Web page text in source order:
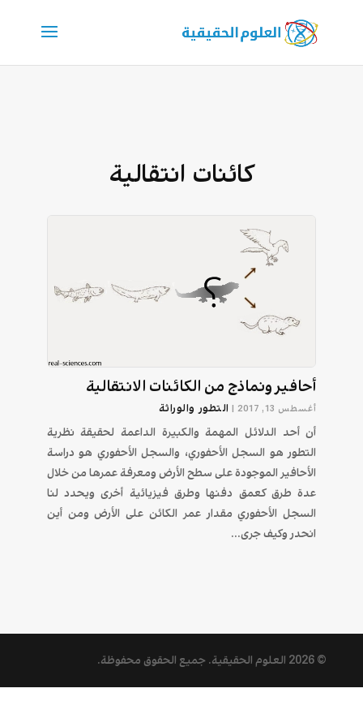
كائنات انتقالية
أحافير ونماذج من الكائنات الانتقالية
أغسطس 13, 2017 | التطور والوراثة
أن أحد الدلائل المهمة والكبيرة الداعمة لحقيقة نظرية
التطور هو السجل الأحفوري، والسجل الأحفوري هو دراسة
الأحافير الموجودة على سطح الأرض ومعرفة عمرها من خلال
عدة طرق كعمق دفنها وطرق فيزيائية أخرى ويحدد لنا
السجل الأحفوري مقدار عمر الكائن على الأرض ومن أين
انحدر وكيف جرى...
© 2026 العلوم الحقيقية. جميع الحقوق محفوظة.